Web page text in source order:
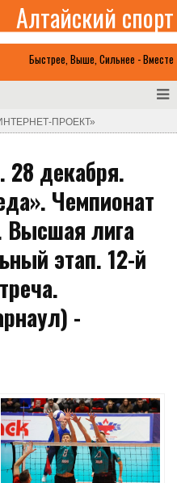
Быстрее, Выше, Сильнее - Вместе
Алтайский спорт
ПРОЕКТ»
28 декабря.
Чемпионат
лига
этап. 12-й
-